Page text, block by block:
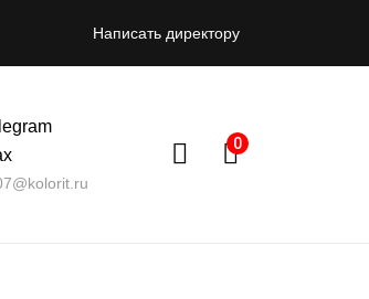
Написать директору